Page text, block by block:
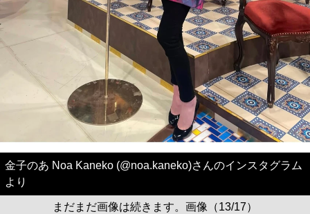
金子のあ Noa Kaneko (@noa.kaneko)さんのインスタグラム
より
まだまだ画像は続きます。画像（13/17）